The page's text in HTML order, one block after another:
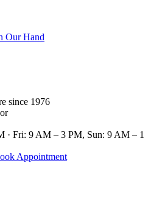
Our Hand
since 1976
· Fri: 9 AM – 3 PM, Sun: 9 AM – 1
Appointment